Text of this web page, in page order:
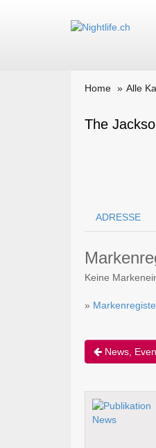
Home Alle
The
ADRESSE
Keine
»
News,